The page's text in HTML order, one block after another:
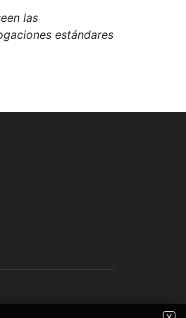
las
estándares